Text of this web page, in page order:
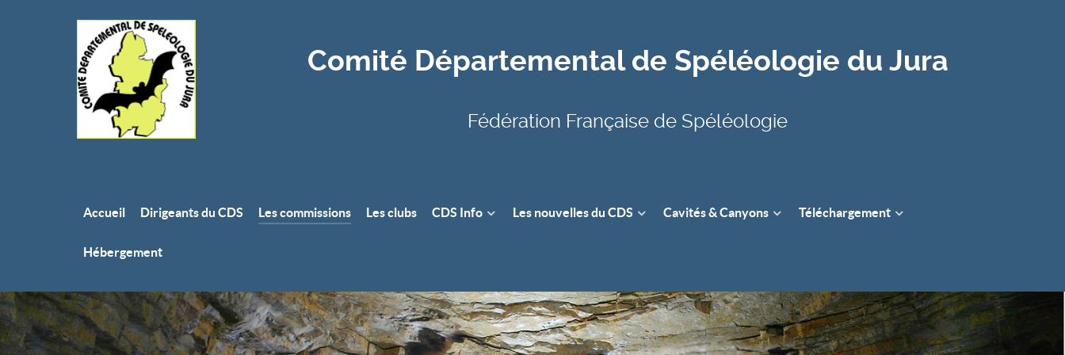
Comité Départemental de Spéléologie du Jura
Fédération Française de Spéléologie
Accueil Dirigeants du CDS Les commissions Les clubs CDS Info Les nouvelles du CDS Cavités & Canyons Téléchargement
Hébergement